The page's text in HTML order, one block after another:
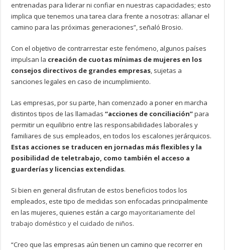
entrenadas para liderar ni confiar en nuestras capacidades; esto
implica que tenemos una tarea clara frente a nosotras: allanar el
camino para las próximas generaciones”, señaló Brosio.
Con el objetivo de contrarrestar este fenómeno, algunos países
impulsan la creación de cuotas mínimas de mujeres en los
consejos directivos de grandes empresas, sujetas a
sanciones legales en caso de incumplimiento.
Las empresas, por su parte, han comenzado a poner en marcha
distintos tipos de las llamadas“acciones de conciliación”para
permitir un equilibrio entre las responsabilidades laborales y
familiares de sus empleados, en todos los escalones jerárquicos.
Estas acciones se traducen en jornadas más flexibles y la
posibilidad de teletrabajo, como también el acceso a
guarderías y licencias extendidas.
Si bien en general disfrutan de estos beneficios todos los
empleados, este tipo de medidas son enfocadas principalmente
en las mujeres, quienes están a cargomayoritariamente del
trabajo doméstico y el cuidado de niños.
“Creo que las empresas aún tienen un camino que recorrer en